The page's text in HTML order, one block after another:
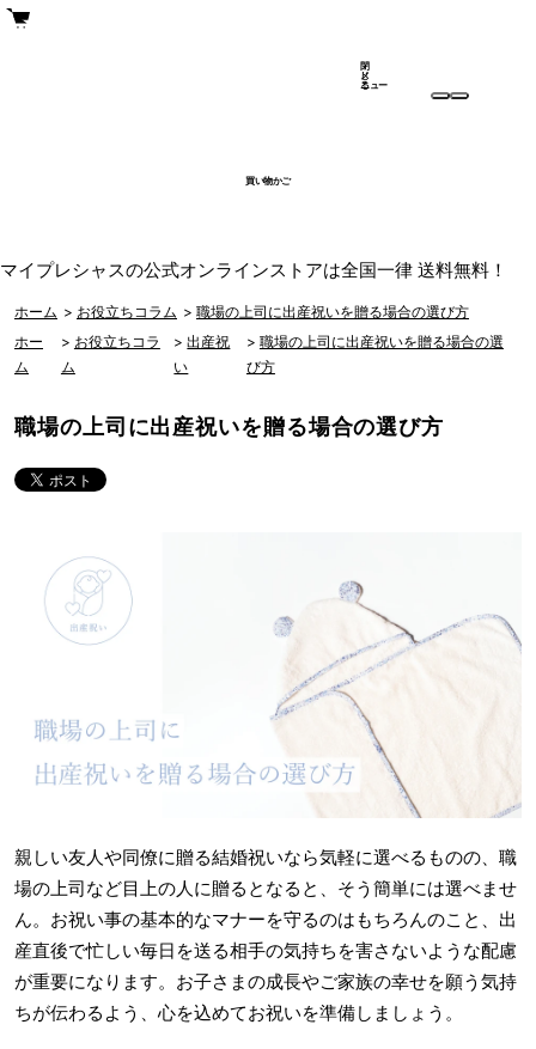
買い物かご
メ
ニュー
閉
じ
る
マイプレシャスの公式オンラインストアは全国一律 送料無料！
ホーム > お役立ちコラム > 職場の上司に出産祝いを贈る場合の選び方
ホー
ム
> お役立ちコラ
ム
>出産祝
い
> 職場の上司に出産祝いを贈る場合の選
び方
職場の上司に出産祝いを贈る場合の選び方
親しい友人や同僚に贈る結婚祝いなら気軽に選べるものの、職
場の上司など目上の人に贈るとなると、そう簡単には選べませ
ん。お祝い事の基本的なマナーを守るのはもちろんのこと、出
産直後で忙しい毎日を送る相手の気持ちを害さないような配慮
が重要になります。お子さまの成長やご家族の幸せを願う気持
ちが伝わるよう、心を込めてお祝いを準備しましょう。